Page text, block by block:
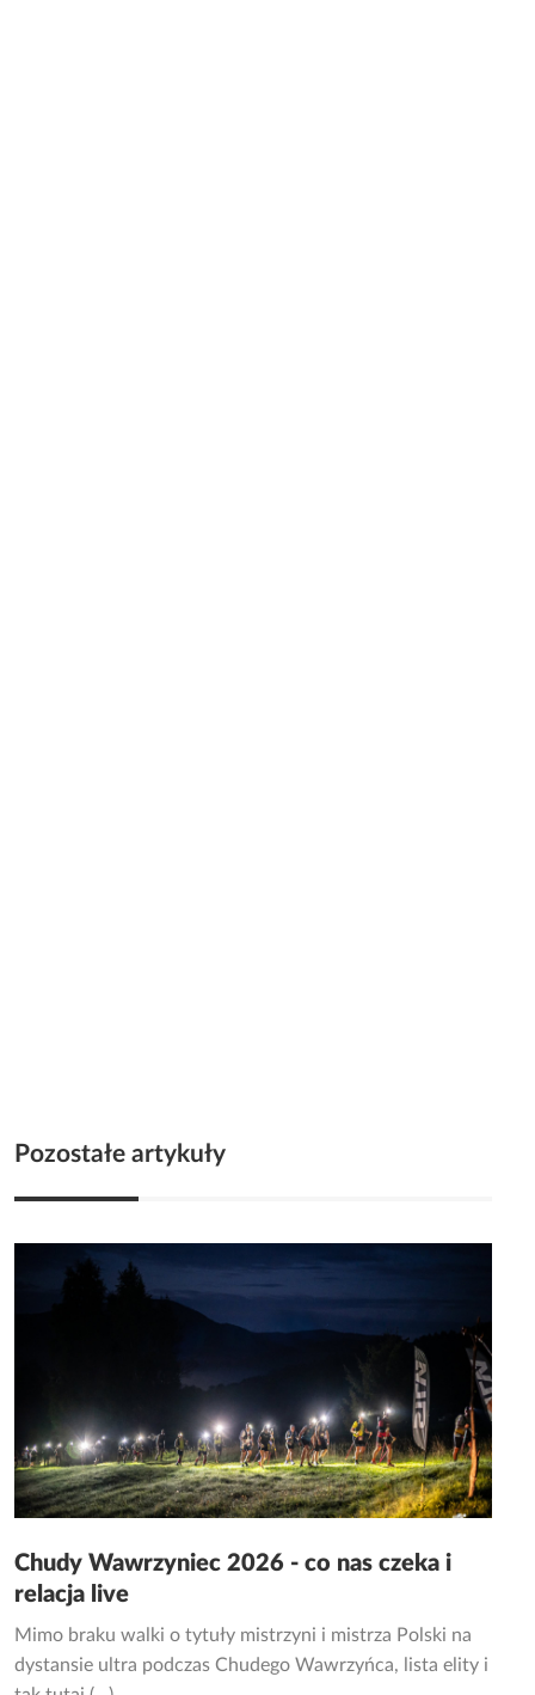
Pozostałe artykuły
Chudy Wawrzyniec 2026 - co nas czeka i
relacja live
Mimo braku walki o tytuły mistrzyni i mistrza Polski na
dystansie ultra podczas Chudego Wawrzyńca, lista elity i